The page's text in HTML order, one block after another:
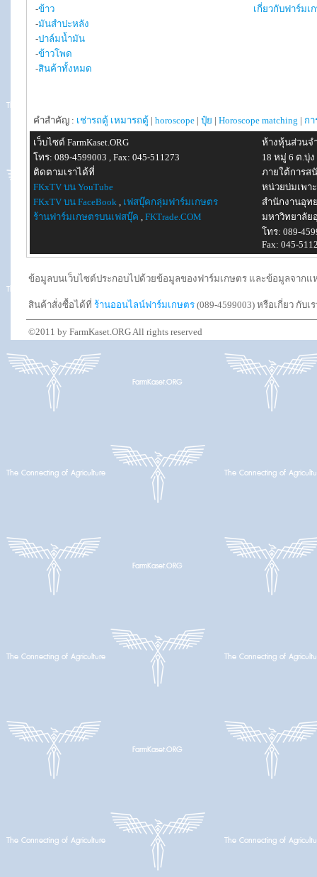
-ข้าว
-มันสำปะหลัง
-ปาล์มน้ำมัน
-ข้าวโพด
-สินค้าทั้งหมด
เกี่ยวกับฟาร์มเ
คำสำคัญ : เช่ารถตู้ เหมารถตู้ | horoscope | ปุ๋ย | Horoscope matching | ก
เว็บไซต์ FarmKaset.ORG
โทร: 089-4599003 , Fax: 045-511273
ติดตามเราได้ที่
FKxTV บน YouTube
FKxTV บน FaceBook , เฟสบุ๊คกลุ่มฟาร์มเกษตร
ร้านฟาร์มเกษตรบนเฟสบุ๊ค , FKTrade.COM
ห้างหุ้นส่วนจ
18 หมู่ 6 ต.บุ่
ภายใต้การส
หน่วยบ่มเพา
สำนักงานอุท
มหาวิทยาลัย
โทร: 089-
Fax: 045-
ข้อมูลบนเว็บไซต์ประกอบไปด้วยข้อมูลของฟาร์มเกษตร และข้อมูลจาก
สินค้าสั่งซื้อได้ที่ ร้านออนไลน์ฟาร์มเกษตร (089-4599003) หรือเกี่ยว กับเ
©2011 by FarmKaset.ORG All rights reserved